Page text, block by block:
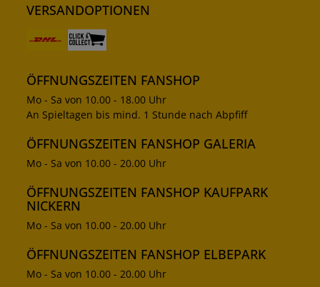
VERSANDOPTIONEN
ÖFFNUNGSZEITEN FANSHOP
Mo - Sa von 10.00 - 18.00 Uhr
An Spieltagen bis mind. 1 Stunde nach Abpfiff
ÖFFNUNGSZEITEN FANSHOP GALERIA
Mo - Sa von 10.00 - 20.00 Uhr
ÖFFNUNGSZEITEN FANSHOP KAUFPARK
NICKERN
Mo - Sa von 10.00 - 20.00 Uhr
ÖFFNUNGSZEITEN FANSHOP ELBEPARK
Mo - Sa von 10.00 - 20.00 Uhr